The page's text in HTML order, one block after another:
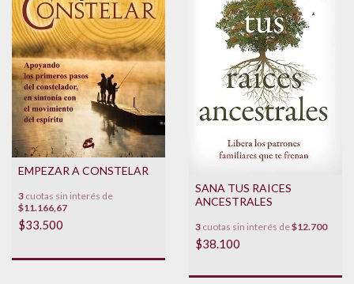
EMPEZAR A CONSTELAR
3 cuotas sin interés de
$11.166,67
$33.500
SANA TUS RAICES
ANCESTRALES
3 cuotas sin interés de$12.700
$38.100